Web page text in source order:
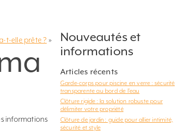
t-elle prête ? »
informations
Nouveautés et
informations
Articles récents
Garde-corps pour piscine en verre : sécurité
transparente au bord de l’eau
Clôture rigide : la solution robuste pour
délimiter votre propriété
Clôture de jardin : guide pour allier intimité,
sécurité et style